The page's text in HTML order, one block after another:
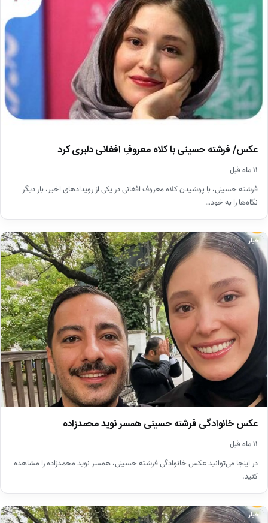
عکس/ فرشته حسینی با کلاه معروفِ افغانی دلبری کرد
۱۱ ماه قبل
فرشته حسینی، با پوشیدن کلاه معروف افغانی در یکی از رویدادهای اخیر، بار دیگر
نگاه‌ها را به خود…
اخبار
عکس خانوادگی فرشته حسینی همسر نوید محمدزاده
۱۱ ماه قبل
در اینجا می‌توانید عکس خانوادگی فرشته حسینی، همسر نوید محمدزاده را مشاهده
کنید.
اخبار